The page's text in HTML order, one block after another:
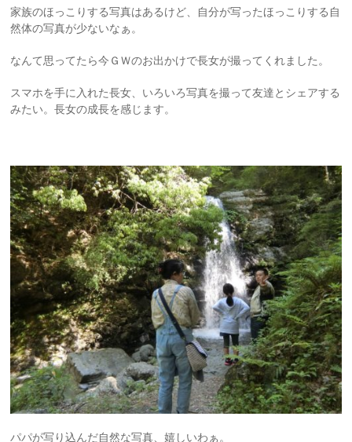
家族のほっこりする写真はあるけど、自分が写ったほっこりする自
然体の写真が少ないなぁ。
なんて思ってたら今ＧＷのお出かけで長女が撮ってくれました。
スマホを手に入れた長女、いろいろ写真を撮って友達とシェアする
みたい。長女の成長を感じます。
パパが写り込んだ自然な写真、嬉しいわぁ。